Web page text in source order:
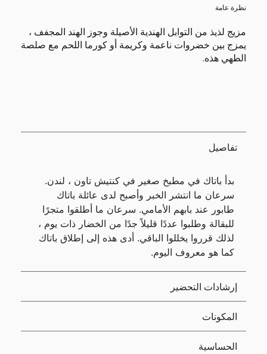
نظرة عامة
مزيج لذيذ من التوابل الهندية الأصيلة وجوز الهند المجفف ،
يمزج بين خضروات ناعمة وكريمة أو كورما اللحم مع صلصة
الطهي هذه.
تفاصيل
بدأ باتاك في مطبخ صغير في كنتيش تاون ، لندن.
سرعان ما انتشر الخبر وأصبح لدى عائلة باتاك
طابور عند بابهم الأمامي. سرعان ما أطلقوا متجرًا
للبقالة وطلبوا عددًا قليلاً جدًا من الخضار ذات يوم ،
لذلك قرروا يخللوا الباقي. أدى هذه إلى إطلاق باتاك
كما هو معروف اليوم.
إرشادات التحضير
المكونات
الحساسية